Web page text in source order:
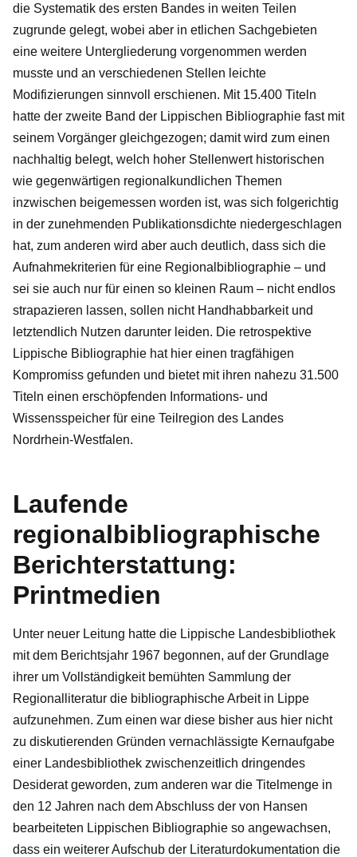
die Systematik des ersten Bandes in weiten Teilen
zugrunde gelegt, wobei aber in etlichen Sachgebieten
eine weitere Untergliederung vorgenommen werden
musste und an verschiedenen Stellen leichte
Modifizierungen sinnvoll erschienen. Mit 15.400 Titeln
hatte der zweite Band der Lippischen Bibliographie fast mit
seinem Vorgänger gleichgezogen; damit wird zum einen
nachhaltig belegt, welch hoher Stellenwert historischen
wie gegenwärtigen regionalkundlichen Themen
inzwischen beigemessen worden ist, was sich folgerichtig
in der zunehmenden Publikationsdichte niedergeschlagen
hat, zum anderen wird aber auch deutlich, dass sich die
Aufnahmekriterien für eine Regionalbibliographie – und
sei sie auch nur für einen so kleinen Raum – nicht endlos
strapazieren lassen, sollen nicht Handhabbarkeit und
letztendlich Nutzen darunter leiden. Die retrospektive
Lippische Bibliographie hat hier einen tragfähigen
Kompromiss gefunden und bietet mit ihren nahezu 31.500
Titeln einen erschöpfenden Informations- und
Wissensspeicher für eine Teilregion des Landes
Nordrhein-Westfalen.
Laufende
regionalbibliographische
Berichterstattung:
Printmedien
Unter neuer Leitung hatte die Lippische Landesbibliothek
mit dem Berichtsjahr 1967 begonnen, auf der Grundlage
ihrer um Vollständigkeit bemühten Sammlung der
Regionalliteratur die bibliographische Arbeit in Lippe
aufzunehmen. Zum einen war diese bisher aus hier nicht
zu diskutierenden Gründen vernachlässigte Kernaufgabe
einer Landesbibliothek zwischenzeitlich dringendes
Desiderat geworden, zum anderen war die Titelmenge in
den 12 Jahren nach dem Abschluss der von Hansen
bearbeiteten Lippischen Bibliographie so angewachsen,
dass ein weiterer Aufschub der Literaturdokumentation die